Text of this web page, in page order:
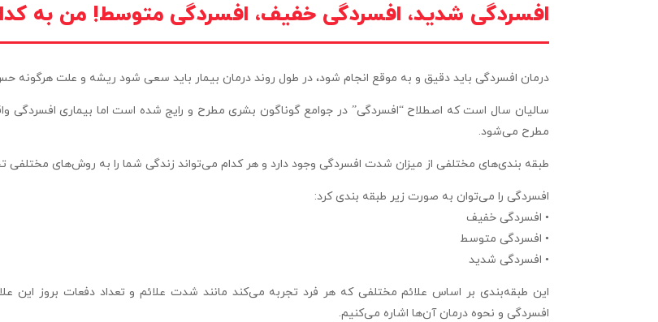
افسردگی شدید، افسردگی خفیف، افسردگی متوسط! من به
درمان افسردگی باید دقیق و به موقع انجام شود، در طول روند درمان بیمار باید سعی شود ریشه و علت هرگونه
سالیان سال است که اصطلاح “افسردگی” در جوامع گوناگون بشری مطرح و رایج شده است اما بیماری
مطرح می‌شود.
طبقه بندی‌های مختلفی از میزان شدت افسردگی وجود دارد و هر کدام می‌تواند زندگی شما را به روش‌های مختلفی
افسردگی را می‌توان به صورت زیر طبقه بندی کرد:
• افسردگی خفیف
• افسردگی متوسط
• افسردگی شدید
این طبقه‌بندی بر اساس علائم مختلفی که هر فرد تجربه می‌کند مانند شدت علائم و تعداد دفعات بروز این
افسردگی و نحوه درمان آن‌ها اشاره می‌کنیم.